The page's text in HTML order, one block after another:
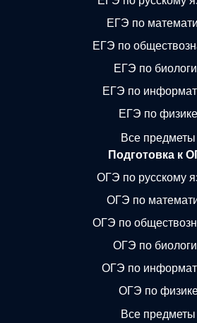
ЕГЭ по
ЕГЭ по
ЕГЭ по
ЕГЭ по
ЕГЭ по физике
Все предметы
Подготовка к
ОГЭ по русскому
ОГЭ по
ОГЭ по
ОГЭ по
ОГЭ по
ОГЭ по
Все предметы